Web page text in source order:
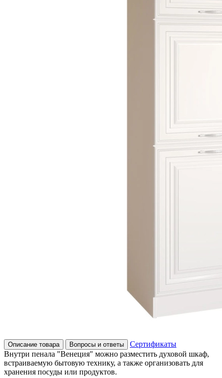
Описание товара Вопросы и ответы
Сертификаты
Внутри пенала "Венеция" можно разместить духовой шкаф,
встраиваемую бытовую технику, а также организовать для
хранения посуды или продуктов.